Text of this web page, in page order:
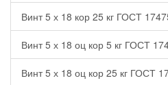
Винт 5 х 18 кор 25 кг ГОСТ
Винт 5 х 18 оц кор 5 кг ГОСТ
Винт 5 х 18 оц кор 25 кг ГОСТ